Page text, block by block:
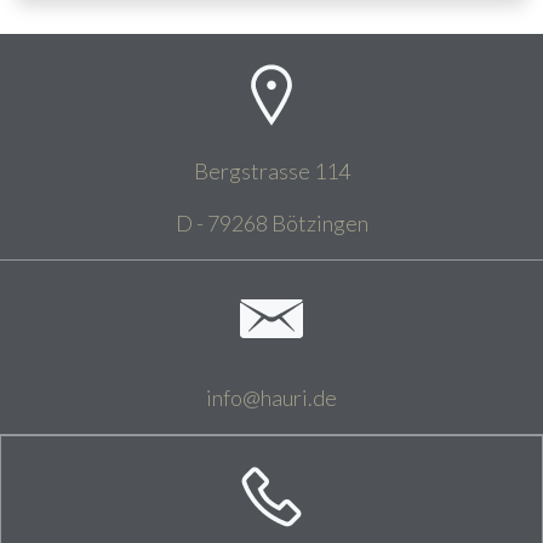
Bergstrasse 114
D - 79268 Bötzingen
info@hauri.de